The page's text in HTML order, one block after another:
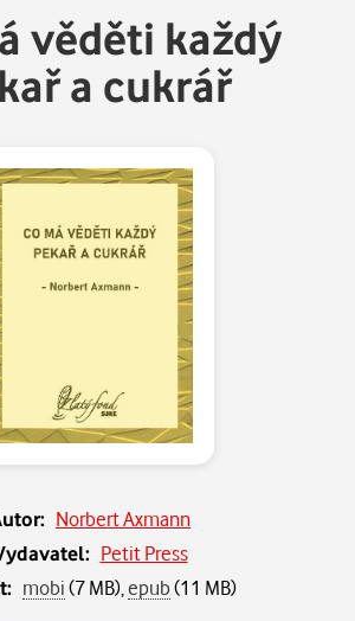
věděti každý
a cukrář
Norbert Axmann
Petit Press
mobi(7 MB), epub(11 MB)